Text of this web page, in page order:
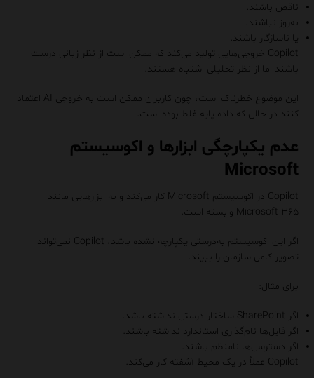
ناقص باشند.
به‌روز نباشند.
یا ناسازگار باشند.
Copilot خروجی‌هایی تولید می‌کند که ممکن است از نظر زبانی درست
باشند اما از نظر تحلیلی اشتباه هستند.
این موضوع خطرناک است، چون کاربران ممکن است به خروجی AI اعتماد
کنند در حالی که داده پایه غلط بوده است.
عدم یکپارچگی ابزارها و اکوسیستم
Microsoft
Copilot در اکوسیستم Microsoft کار می‌کند و به ابزارهایی مانند
Microsoft ۳۶۵ وابسته است.
اگر این اکوسیستم به‌درستی یکپارچه نشده باشد، Copilot نمی‌تواند
تصویر کامل سازمان را ببیند.
برای مثال:
اگر SharePoint ساختار درستی نداشته باشد.
اگر فایل‌ها نام‌گذاری استاندارد نداشته باشند.
اگر دسترسی‌ها نامنظم باشند.
Copilot عملاً در یک محیط آشفته کار می‌کند.